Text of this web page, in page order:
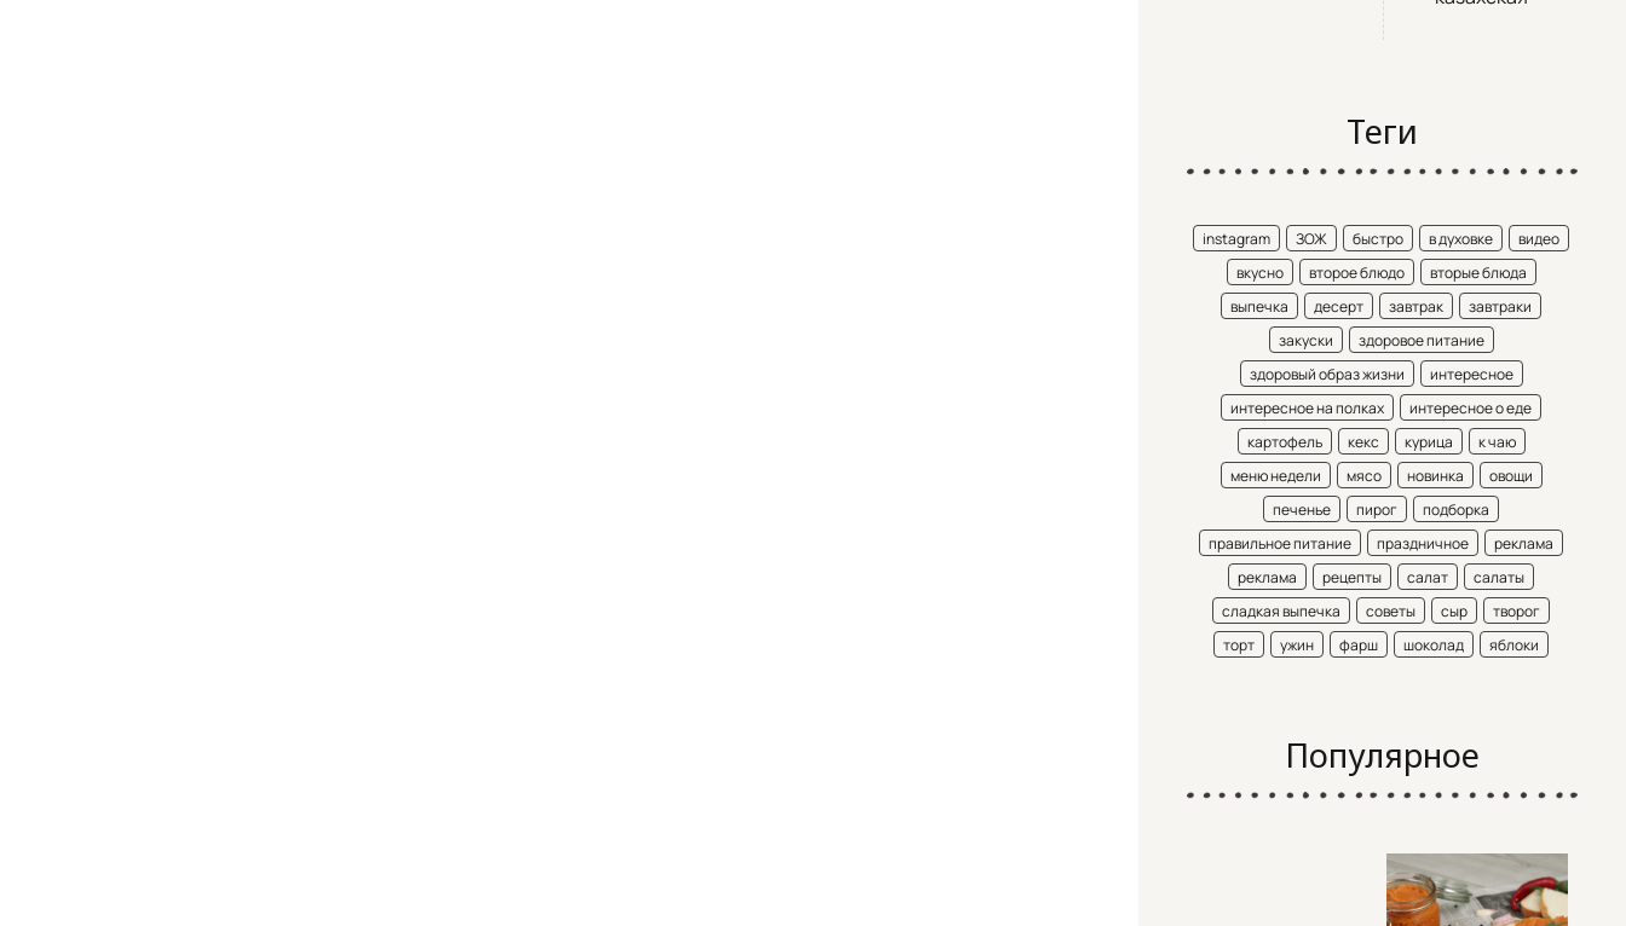
Теги
instagram ЗОЖ быстро в духовке
видео
вкусно
второе блюдо
вторые блюда
выпечка
десерт завтрак
завтраки
закуски
здоровое питание
здоровый образ жизни
интересное
интересное на полках
интересное о еде
картофель
кекс курица
к чаю
меню недели
мясо новинка
овощи
печенье
пирог
подборка
правильное питание
праздничное
реклама
реклама
рецепты салат
салаты
сладкая выпечка
советы сыр
творог
торт
ужин фарш шоколад яблоки
Популярное